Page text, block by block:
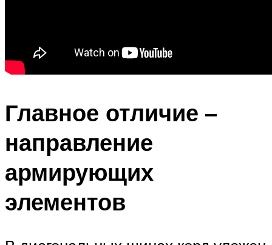
Главное отличие –
направление
армирующих
элементов